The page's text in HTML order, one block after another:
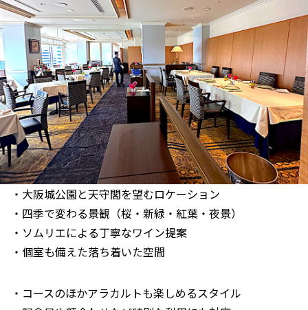
・大阪城公園と天守閣を望むロケーション
・四季で変わる景観（桜・新緑・紅葉・夜景）
・ソムリエによる丁寧なワイン提案
・個室も備えた落ち着いた空間
・コースのほかアラカルトも楽しめるスタイル